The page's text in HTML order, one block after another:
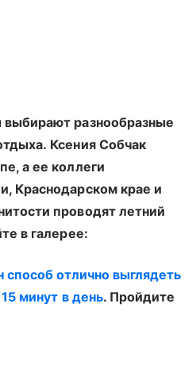
разнообразные
Ксения Собчак
а ее коллеги
Краснодарском крае и
проводят летний
в галерее:
способ отлично выглядеть
минут в день. Пройдите